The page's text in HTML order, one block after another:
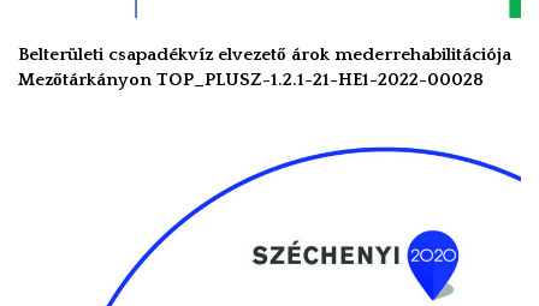
Belterületi csapadékvíz elvezető árok mederrehabilitációja
Mezőtárkányon TOP_PLUSZ-1.2.1-21-HE1-2022-00028